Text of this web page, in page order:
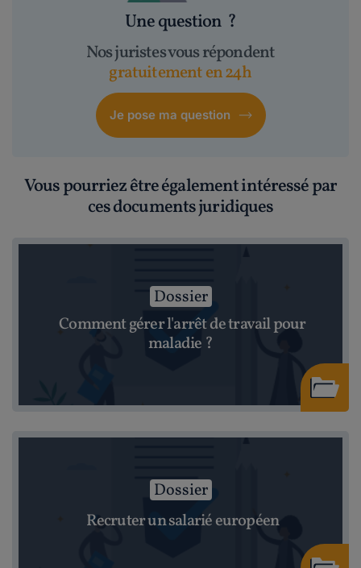
Une question ?
Nos juristes vous répondent
gratuitement en 24h
Je pose ma question
Vous pourriez être également intéressé par
ces documents juridiques
Dossier
Comment gérer l'arrêt de travail pour
maladie ?
Dossier
Recruter un salarié européen